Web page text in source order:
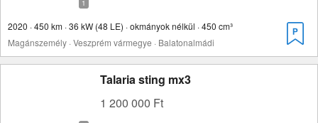
2020 · 450 km · 36 kW (48 LE) · okmányok nélkül · 450 cm³
Magánszemély · Veszprém vármegye · Balatonalmádi
Talaria sting mx3
1 200 000 Ft